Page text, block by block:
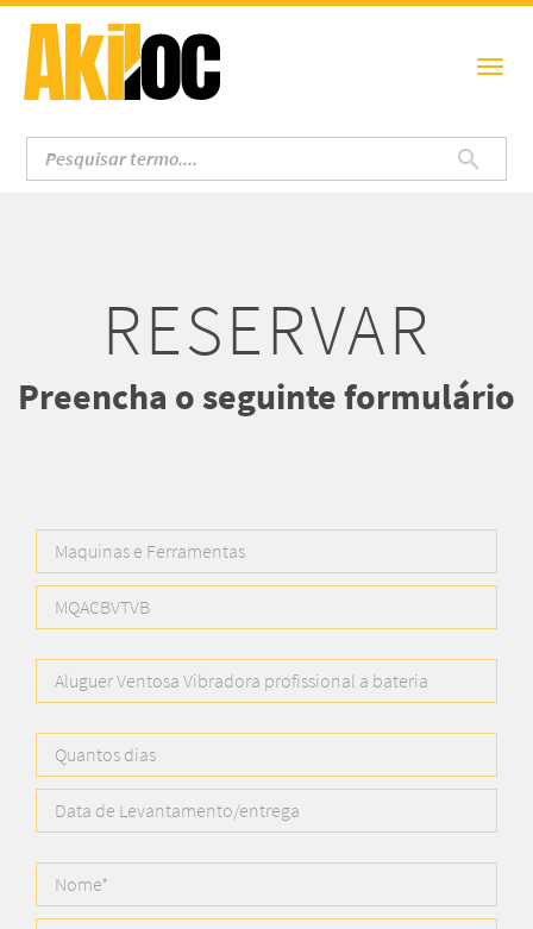
RESERVAR
Preencha o seguinte formulário